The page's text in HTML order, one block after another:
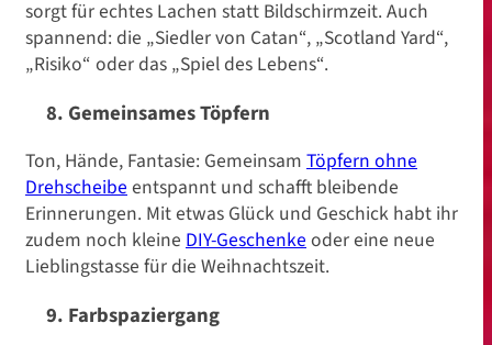
sorgt für echtes Lachen statt Bildschirmzeit. Auch
spannend: die „Siedler von Catan“, „Scotland Yard“,
„Risiko“ oder das „Spiel des Lebens“.
8. Gemeinsames Töpfern
Ton, Hände, Fantasie: Gemeinsam Töpfern ohne
Drehscheibe entspannt und schafft bleibende
Erinnerungen. Mit etwas Glück und Geschick habt ihr
zudem noch kleine DIY-Geschenke oder eine neue
Lieblingstasse für die Weihnachtszeit.
9. Farbspaziergang